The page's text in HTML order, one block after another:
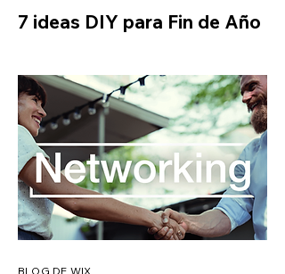
7 ideas DIY para Fin de Año
BLOG DE WIX